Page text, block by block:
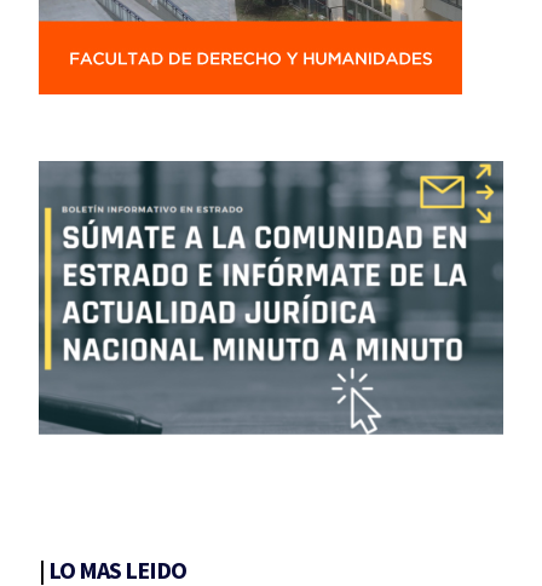
| LO MAS LEIDO